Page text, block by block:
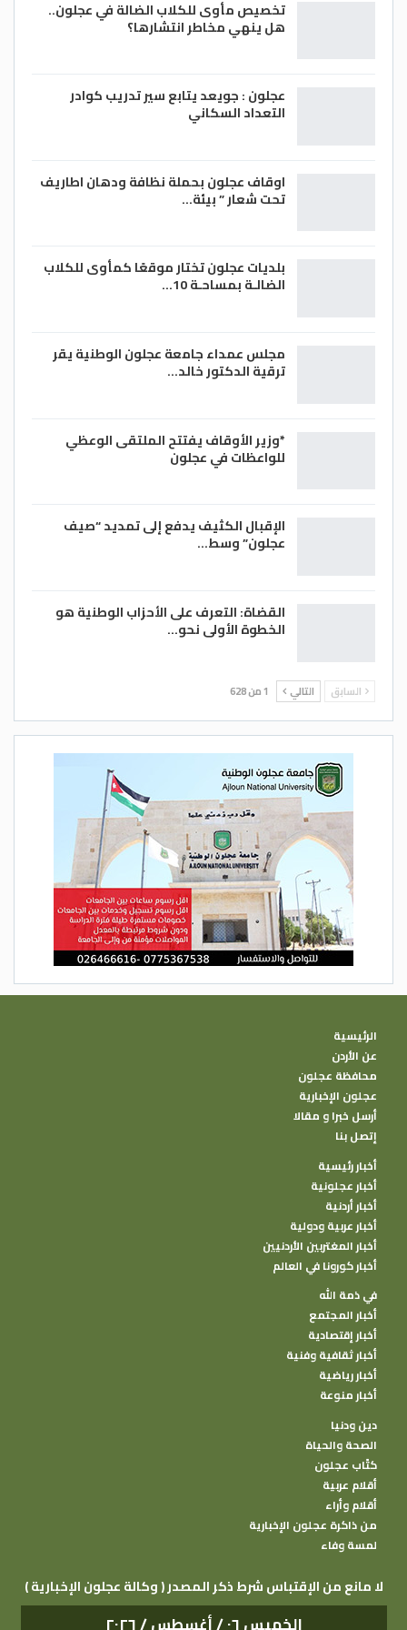
أحمد التميمي/ الغد
تخصيص مأوى للكلاب الضالة في عجلون..
هل ينهي مخاطر انتشارها؟
عجلون : جويعد يتابع سير تدريب كوادر
التعداد السكاني
اوقاف عجلون بحملة نظافة ودهان اطاريف
تحت شعار ” بيئة…
بلديات عجلون تختار موقعًا كمأوى للكلاب
الضالـة بمساحـة 10…
مجلس عمداء جامعة عجلون الوطنية يقر
ترقية الدكتور خالد…
*وزير الأوقاف يفتتح الملتقى الوعظي
للواعظات في عجلون
الإقبال الكثيف يدفع إلى تمديد “صيف
عجلون” وسط…
القضاة: التعرف على الأحزاب الوطنية هو
الخطوة الأولى نحو…
السابق التالي 1 من 628
الرئيسية
عن الأردن
محافظة عجلون
عجلون الإخبارية
أرسل خبرا و مقالا
إتصل بنا
أخبار رئيسية
أخبار عجلونية
أخبار أردنية
أخبار عربية ودولية
أخبار المغتربين الأردنيين
أخبار كورونا في العالم
في ذمة الله
أخبار المجتمع
أخبار إقتصادية
أخبار ثقافية وفنية
أخبار رياضية
أخبار منوعة
دين ودنيا
الصحة والحياة
كتًاب عجلون
أقلام عربية
أقلام وأراء
من ذاكرة عجلون الإخبارية
لمسة وفاء
( وكالة عجلون الإخبارية ) لا مانع من الإقتباس شرط ذكر المصدر
الخميس ٠٦ / أغسطس / ٢٠٢٦